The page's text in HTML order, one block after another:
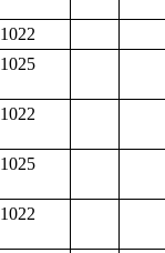
1022
1025
1022
1025
1022